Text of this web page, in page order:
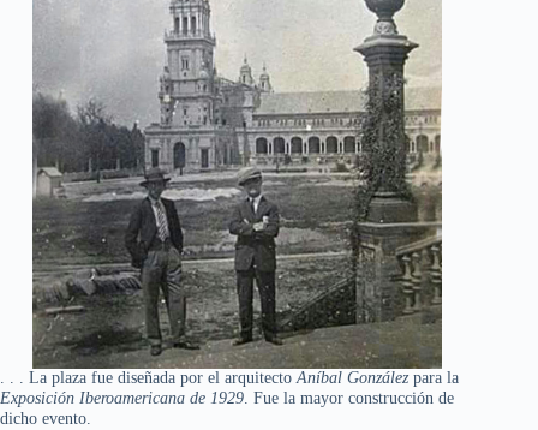
. . . La plaza fue diseñada por el arquitecto Aníbal González para la
Exposición Iberoamericana de 1929 . Fue la mayor construcción de
dicho evento.